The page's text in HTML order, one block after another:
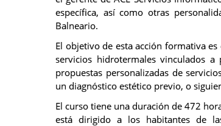
específica, así como otras
Balneario.
El objetivo de esta acción formativa
servicios hidrotermales vinculados
propuestas personalizadas de
un diagnóstico estético previo, o
El curso tiene una duración de 472
está dirigido a los habitantes de